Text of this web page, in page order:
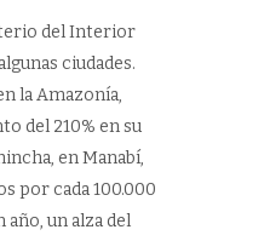
del Interior
ciudades.
la Amazonía,
del 210% en su
en Manabí,
por cada 100.000
año, un alza del